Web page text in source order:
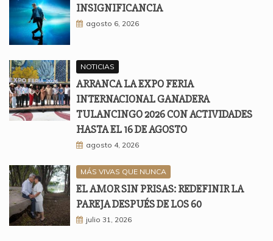
INSIGNIFICANCIA
agosto 6, 2026
NOTICIAS
ARRANCA LA EXPO FERIA
INTERNACIONAL GANADERA
TULANCINGO 2026 CON ACTIVIDADES
HASTA EL 16 DE AGOSTO
agosto 4, 2026
MÁS VIVAS QUE NUNCA
EL AMOR SIN PRISAS: REDEFINIR LA
PAREJA DESPUÉS DE LOS 60
julio 31, 2026